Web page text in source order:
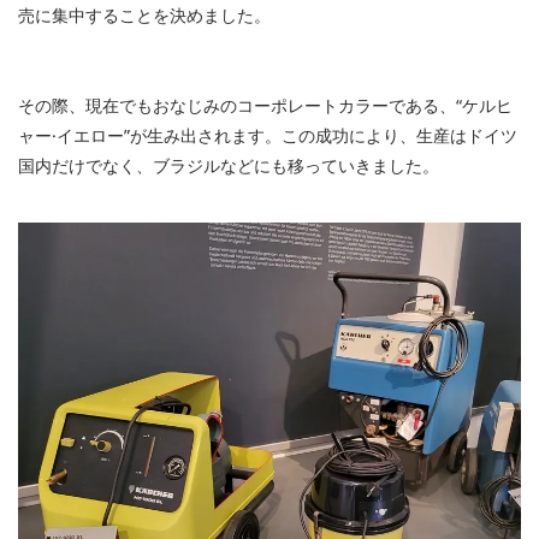
売に集中することを決めました。
その際、現在でもおなじみのコーポレートカラーである、“ケルヒ
ャー·イエロー”が生み出されます。この成功により、生産はドイツ
国内だけでなく、ブラジルなどにも移っていきました。